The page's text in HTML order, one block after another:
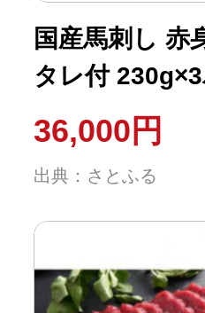
国産馬刺し 赤
タレ付
36,000円
出典：さとふる